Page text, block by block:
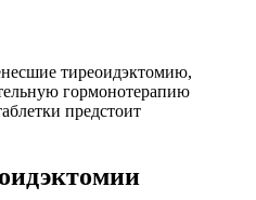
тиреоидэктомию,
гормонотерапию
предстоит